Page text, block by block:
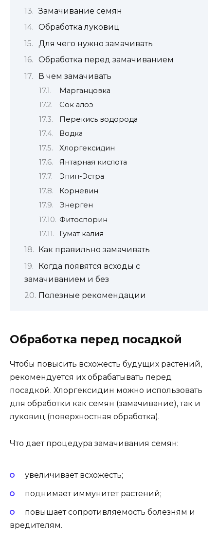
Замачивание семян
Обработка луковиц
Для чего нужно замачивать
Обработка перед замачиванием
В чем замачивать
Марганцовка
Сок алоэ
Перекись водорода
Водка
Хлоргексидин
Янтарная кислота
Эпин-Эстра
Корневин
Энерген
Фитоспорин
Гумат калия
Как правильно замачивать
Когда появятся всходы с
замачиванием и без
Полезные рекомендации
Обработка перед посадкой
Чтобы повысить всхожесть будущих растений,
рекомендуется их обрабатывать перед
посадкой. Хлоргексидин можно использовать
для обработки как семян (замачивание), так и
луковиц (поверхностная обработка).
Что дает процедура замачивания семян:
увеличивает всхожесть;
поднимает иммунитет растений;
повышает сопротивляемость болезням и
вредителям.